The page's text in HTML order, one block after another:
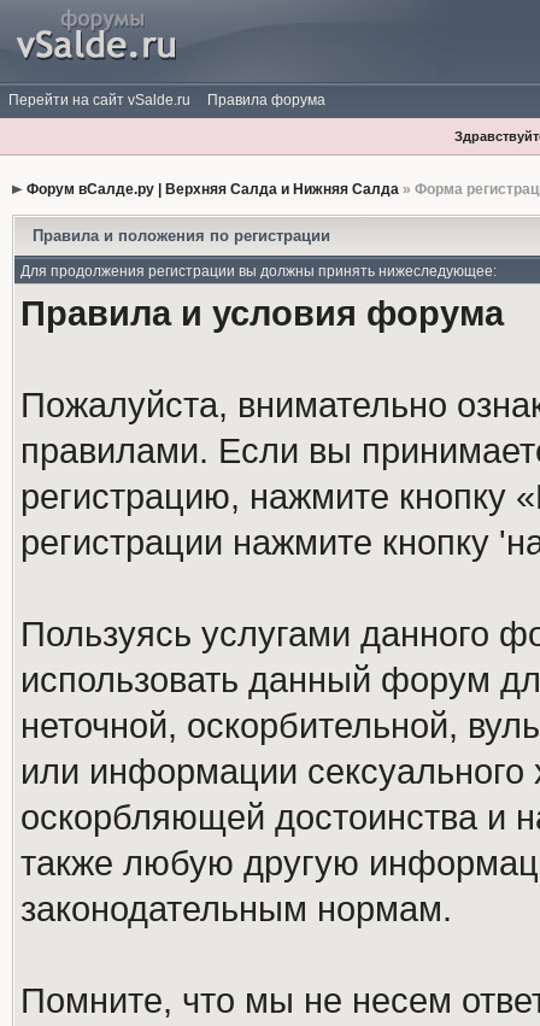
Перейти на сайт vSalde.ru Правила форума
Форум вСалде.ру | Верхняя Салда и Нижняя Салда» Форма
Правила и положения по регистрации
Для продолжения регистрации вы должны принять нижеследующее:
Правила и условия форума
Пожалуйста, внимательно
правилами. Если вы
регистрацию, нажмите кнопку
регистрации нажмите кнопку
Пользуясь услугами данного
использовать данный форум
неточной, оскорбительной,
или информации
оскорбляющей достоинства и
также любую другую
законодательным нормам.
Помните, что мы не несем